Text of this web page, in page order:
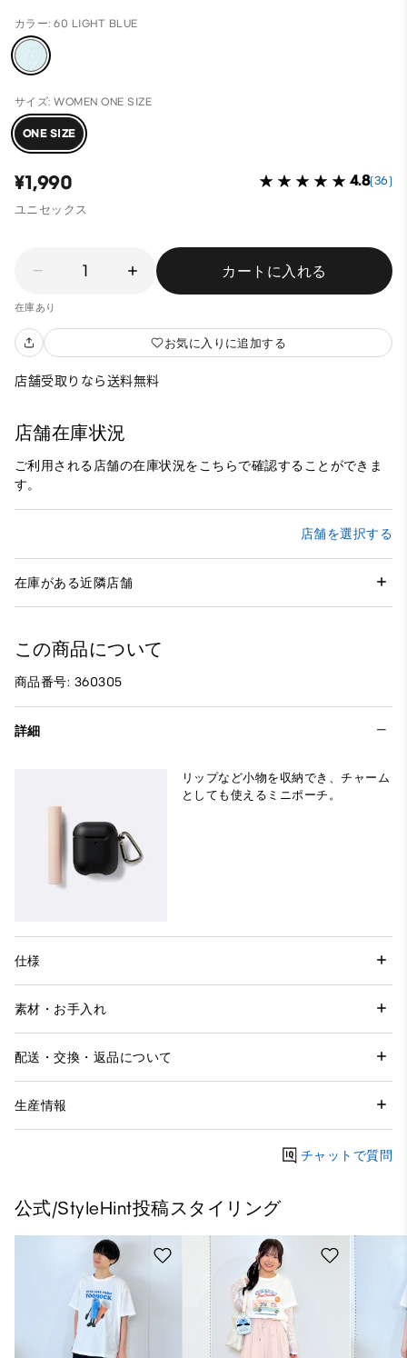
カラー: 60 LIGHT BLUE
サイズ: WOMEN ONE SIZE
ONE SIZE
¥1,990 4.8(36)
ユニセックス
1 カートに入れる
在庫あり
お気に入りに追加する
店舗受取りなら送料無料
店舗在庫状況
ご利用される店舗の在庫状況をこちらで確認することができま
す。
店舗を選択する
在庫がある近隣店舗
この商品について
商品番号: 360305
詳細
リップなど小物を収納でき、チャーム
としても使えるミニポーチ。
仕様
素材・お手入れ
配送・交換・返品について
生産情報
チャットで質問
公式/StyleHint投稿スタイリング